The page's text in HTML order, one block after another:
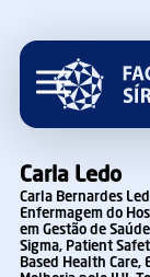
Carla Ledo
Carla Bernardes
Enfermagem do
em Gestão de
Sigma, Patient
Based Health Care,